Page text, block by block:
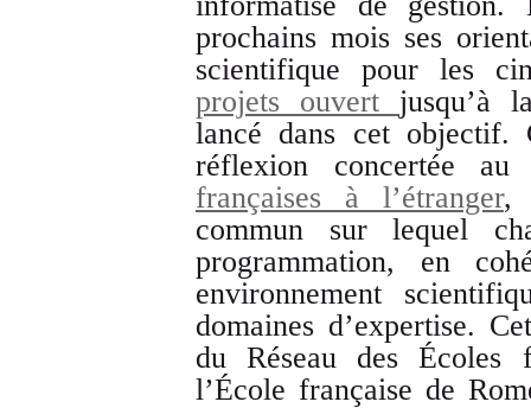
prochains mois ses
scientifique pour les
projets ouvert jusqu’à
lancé dans cet objectif.
réflexion concertée
françaises à l’étranger,
commun sur lequel
programmation, en
environnement
domaines d’expertise.
du Réseau des Écoles
l’École française de